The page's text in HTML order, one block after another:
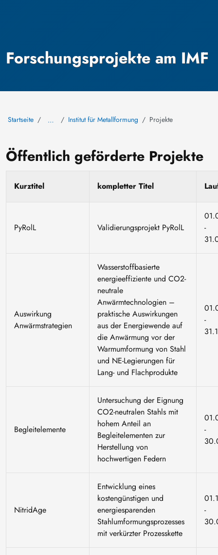
Forschungsprojekte am IMF
Startseite … Institut für Metallformung Projekte
Öffentlich geförderte Projekte
Kurztitel kompletter Titel
PyRolL Validierungsprojekt PyRolL
-
Auswirkung
Anwärmstrategien
Wasserstoffbasierte
energieeffiziente und CO2-
neutrale
Anwärmtechnologien –
praktische Auswirkungen
aus der Energiewende auf
die Anwärmung vor der
Warmumformung von Stahl
und NE-Legierungen für
Lang- und Flachprodukte
-
Begleitelemente
Untersuchung der Eignung
CO2-neutralen Stahls mit
hohem Anteil an
Begleitelementen zur
Herstellung von
hochwertigen Federn
-
NitridAge
Entwicklung eines
kostengünstigen und
energiesparenden
Stahlumformungsprozesses
mit verkürzter Prozesskette
-